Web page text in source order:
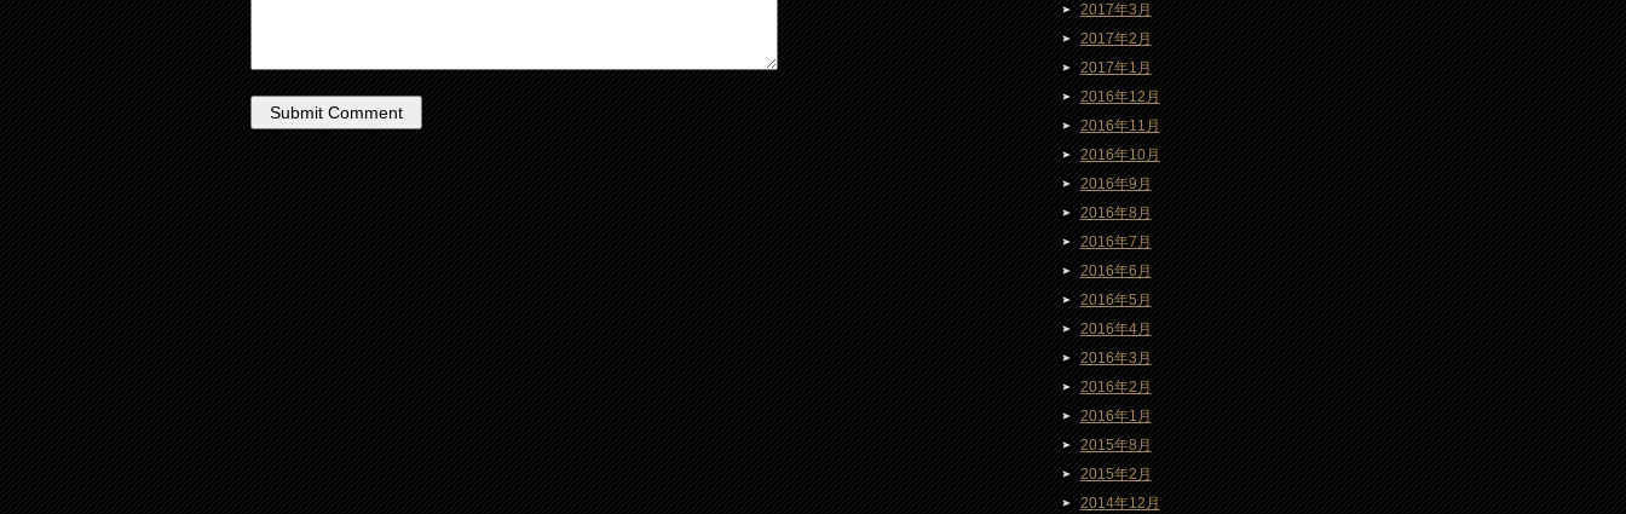
2017年3月
2017年2月
2017年1月
2016年12月
2016年11月
2016年10月
2016年9月
2016年8月
2016年7月
2016年6月
2016年5月
2016年4月
2016年3月
2016年2月
2016年1月
2015年8月
2015年2月
2014年12月